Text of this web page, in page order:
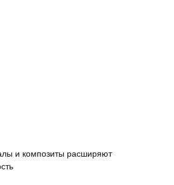
и композиты расширяют